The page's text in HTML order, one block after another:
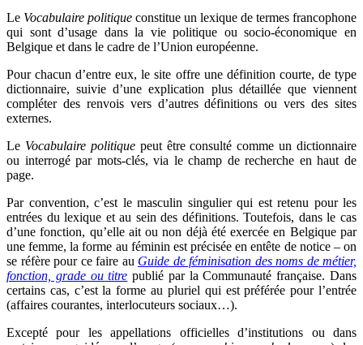
Le Vocabulaire politique constitue un lexique de termes francophone
qui sont d’usage dans la vie politique ou socio-économique en
Belgique et dans le cadre de l’Union européenne.
Pour chacun d’entre eux, le site offre une définition courte, de type
dictionnaire, suivie d’une explication plus détaillée que viennent
compléter des renvois vers d’autres définitions ou vers des sites
externes.
Le Vocabulaire politiquepeut être consulté comme un dictionnaire
ou interrogé par mots-clés, via le champ de recherche en haut de
page.
Par convention, c’est le masculin singulier qui est retenu pour les
entrées du lexique et au sein des définitions. Toutefois, dans le cas
d’une fonction, qu’elle ait ou non déjà été exercée en Belgique par
une femme, la forme au féminin est précisée en entête de notice – on
se réfère pour ce faire au Guide de féminisation des noms de métier,
fonction, grade ou titre publié par la Communauté française. Dans
certains cas, c’est la forme au pluriel qui est préférée pour l’entrée
(affaires courantes, interlocuteurs sociaux…).
Excepté pour les appellations officielles d’institutions ou dans